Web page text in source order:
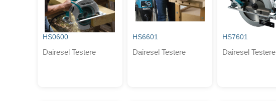
HS0600
Dairesel Testere
HS6601
Dairesel Testere
HS7601
Dairesel Testere